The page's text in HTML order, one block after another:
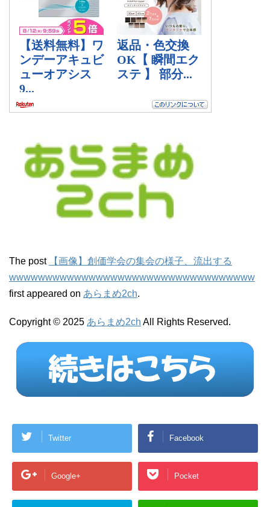
The post
【画像】創価学会の集会の様子、流出する
wwwwwwwwwwwwwwwwwwwwwwwwwwwwwwwwww
first appeared on あらまめ2ch.
Copyright © 2025 あらまめ2ch All Rights Reserved.
Twitter Facebook
Google+ Pocket